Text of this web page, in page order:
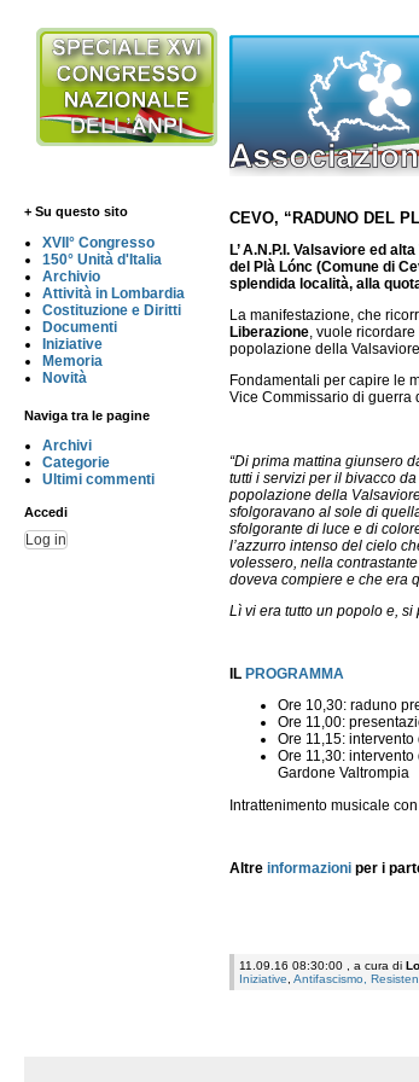
+ Su questo sito
XVII° Congresso
150° Unità d'Italia
Archivio
Attività in Lombardia
Costituzione e Diritti
Documenti
Iniziative
Memoria
Novità
Naviga tra le pagine
Archivi
Categorie
Ultimi commenti
Accedi
Log in
CEVO, “RADUNO DEL
L’ A.N.P.I. Valsaviore ed
del Plà Lónc (Comune di
splendida località, alla
La manifestazione, che
Liberazione, vuole
popolazione della
Fondamentali per capire le
Vice Commissario di guerra
“Di prima mattina giunsero
tutti i servizi per il bivacco
popolazione della
sfolgoravano al sole di
sfolgorante di luce e di
l’azzurro intenso del cielo
volessero, nella
doveva compiere e che era
Lì vi era tutto un popolo e,
IL PROGRAMMA
Ore 10,30: raduno
Ore 11,00:
Ore 11,15: intervento
Ore 11,30: intervento
Gardone Valtrompia
Intrattenimento musicale con
Altre informazioni per i
11.09.16 08:30:00 , a cura di
Iniziative, Antifascismo,